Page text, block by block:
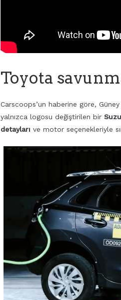
Toyota
Carscoops’un haberine göre,
yalnızca logosu değiştirilen bir
detayları ve motor seçenekleriyle